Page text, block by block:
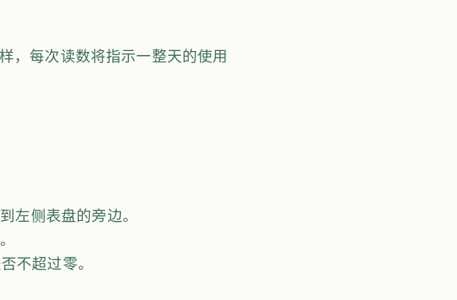
，每次读数将指示一整天的使用
左侧表盘的旁边。
不超过零。